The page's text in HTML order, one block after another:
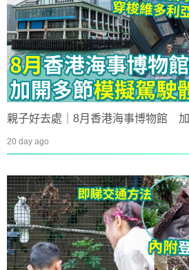
親子好去處｜8月香港海事博物館
20 day ago